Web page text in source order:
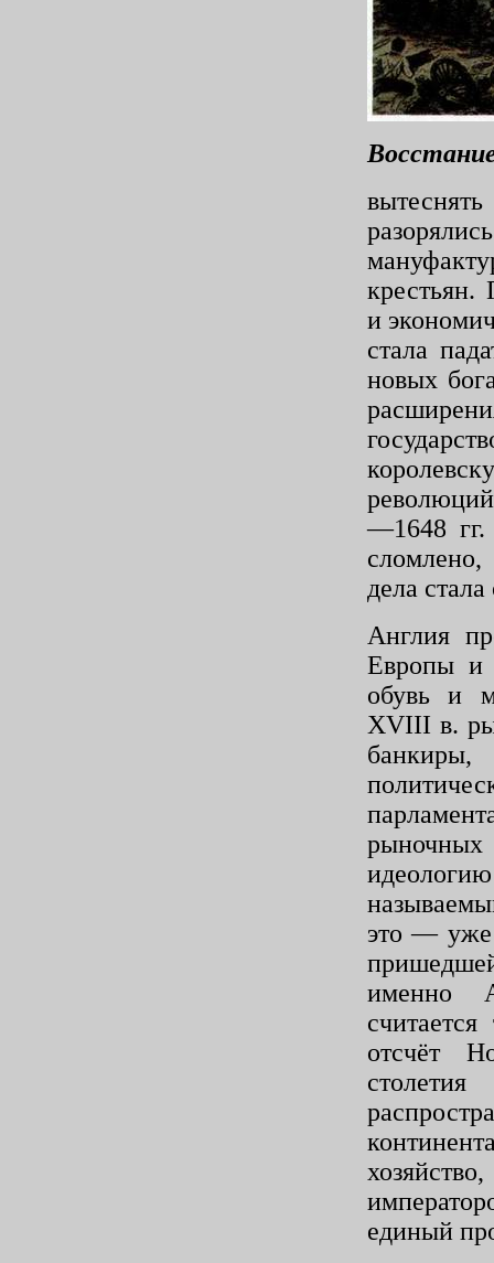
крестьян.
и
стала
новых
—1648 гг.
дела
Англия
Европы и
обувь и
XVIII в.
рыночных
это — уже
именно
отсчёт
единый